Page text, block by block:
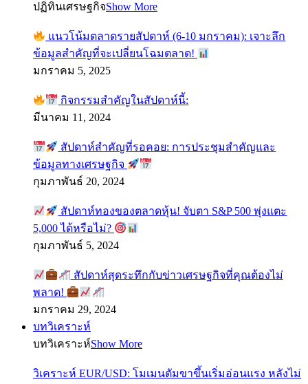
ปฏิทินเศรษฐกิจShow More
แนวโน้มตลาดรายสัปดาห์ (6-10 มกราคม): เจาะลึก
ข้อมูลสำคัญที่จะเปลี่ยนโฉมตลาด!
มกราคม 5, 2025
กิจกรรมสำคัญในสัปดาห์นี้:
มีนาคม 11, 2024
สัปดาห์สำคัญที่รอคอย: การประชุมสำคัญและ
ข้อมูลทางเศรษฐกิจ
กุมภาพันธ์ 20, 2024
สัปดาห์ทองของตลาดหุ้น! จับตา S&P 500 พุ่งแตะ
5,000 ได้หรือไม่?
กุมภาพันธ์ 5, 2024
สัปดาห์สุดระทึกกับข่าวเศรษฐกิจที่คุณต้องไม่
พลาด!
มกราคม 29, 2024
บทวิเคราะห์
บทวิเคราะห์Show More
วิเคราะห์ EUR/USD: โมเมนตัมขาขึ้นเริ่มอ่อนแรง หลังไม่